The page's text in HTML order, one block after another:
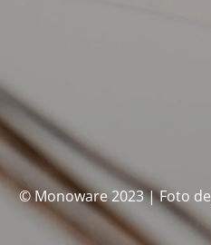
© Monoware 2023 | Foto de